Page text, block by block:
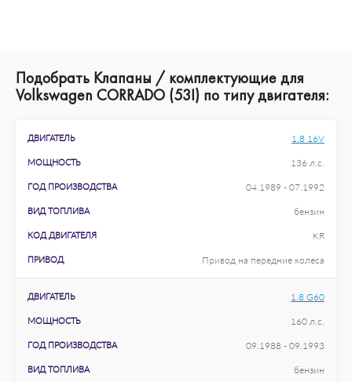
Подобрать Клапаны / комплектующие для
Volkswagen CORRADO (53I) по типу двигателя:
ДВИГАТЕЛЬ 1.8 16V
МОЩНОСТЬ 136 л.с.
ГОД ПРОИЗВОДСТВА 04.1989 - 07.1992
ВИД ТОПЛИВА бензин
КОД ДВИГАТЕЛЯ KR
ПРИВОД Привод на передние колеса
ДВИГАТЕЛЬ 1.8 G60
МОЩНОСТЬ 160 л.с.
ГОД ПРОИЗВОДСТВА 09.1988 - 09.1993
ВИД ТОПЛИВА бензин